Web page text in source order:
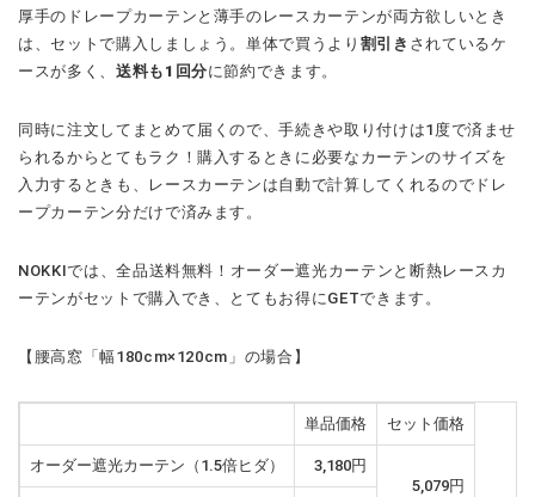
厚手のドレープカーテンと薄手のレースカーテンが両方欲しいとき
は、セットで購入しましょう。単体で買うより 割引き されているケ
ースが多く、 送料も1回分に節約できます。
同時に注文してまとめて届くので、手続きや取り付けは1度で済ませ
られるからとてもラク！購入するときに必要なカーテンのサイズを
入力するときも、レースカーテンは自動で計算してくれるのでドレ
ープカーテン分だけで済みます。
NOKKIでは、全品送料無料！オーダー遮光カーテンと断熱レースカ
ーテンがセットで購入でき、とてもお得にGETできます。
【 腰高窓「幅180cm×120cm」の場合 】
単品価格 セット価格
オーダー遮光カーテン（1.5倍ヒダ）
3,180円
5,079円